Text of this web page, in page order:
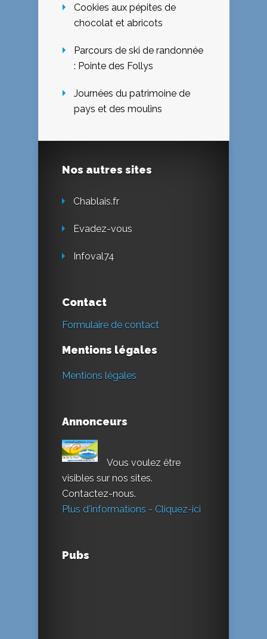
Cookies aux pépites de
chocolat et abricots
Parcours de ski de randonnée
: Pointe des Follys
Journées du patrimoine de
pays et des moulins
Nos autres sites
Chablais.fr
Evadez-vous
Infoval74
Contact
Formulaire de contact
Mentions légales
Mentions légales
Annonceurs
Vous voulez être
visibles sur nos sites.
Contactez-nous.
Plus d'informations - Cliquez-ici
Pubs